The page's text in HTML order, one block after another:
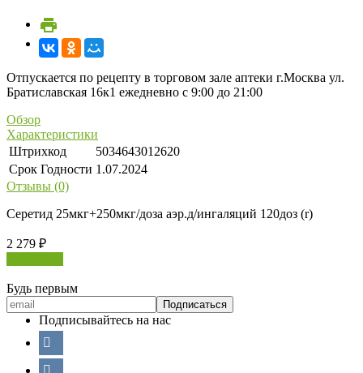
Отпускается по рецепту в торговом зале аптеки г.Москва ул.
Братиславская 16к1 ежедневно с 9:00 до 21:00
Обзор
Характеристики
Штрихкод
5034643012620
Срок Годности 1.07.2024
Отзывы (0)
Серетид 25мкг+250мкг/доза аэр.д/ингаляций 120доз (r)
2 279 ₽
Будь первым
Подписывайтесь на нас